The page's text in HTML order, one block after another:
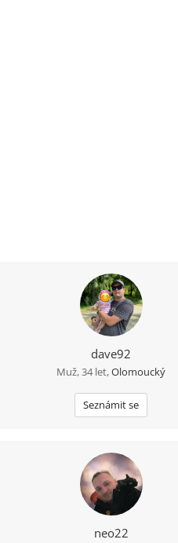
dave92
Muž, 34 let,Olomoucký
Seznámit se
neo22